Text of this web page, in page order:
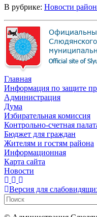
В рубрике: Новости
Главная
Информация по защите
Администрация
Дума
Избирательная комиссия
Контрольно-счетная
Бюджет для граждан
Жителям и гостям района
Информационная
Карта сайта
Новости
Версия для